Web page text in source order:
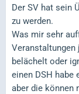
Der SV hat sein
zu werden.
Was mir sehr
Veranstaltungen
belächelt oder
einen DSH habe
aber die können